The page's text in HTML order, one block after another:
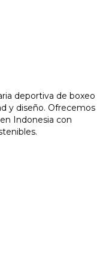
deportiva de boxeo
y diseño. Ofrecemos
Indonesia con